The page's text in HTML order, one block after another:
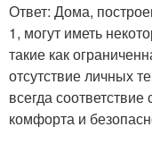
Ответ: Дома,
1, могут иметь
такие как
отсутствие личных
всегда
комфорта и